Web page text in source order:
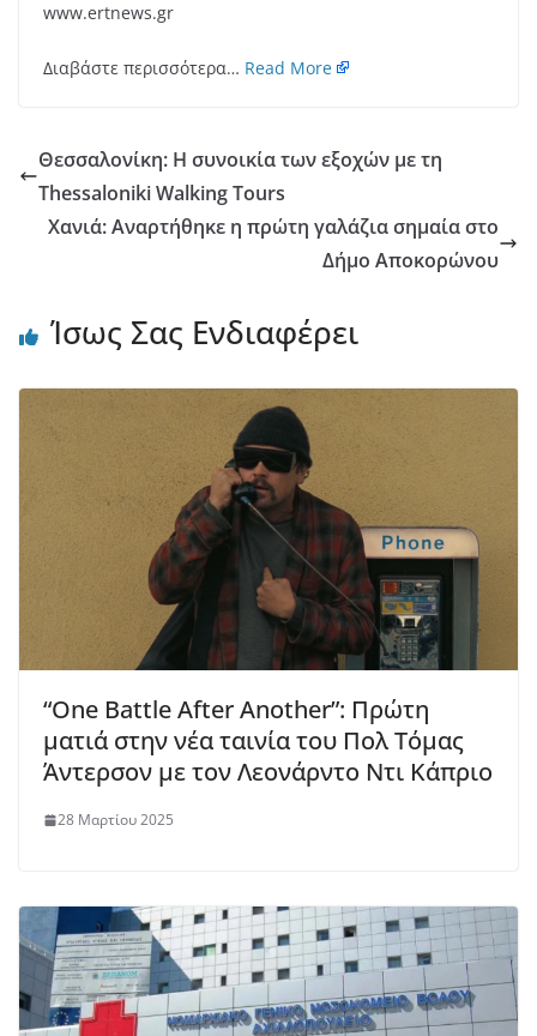
www.ertnews.gr
Διαβάστε περισσότερα… Read More
Θεσσαλονίκη: Η συνοικία των εξοχών με τη
Thessaloniki Walking Tours
Χανιά: Αναρτήθηκε η πρώτη γαλάζια σημαία στο
Δήμο Αποκορώνου
Ίσως Σας Ενδιαφέρει
“One Battle After Another”: Πρώτη
ματιά στην νέα ταινία του Πολ Τόμας
Άντερσον με τον Λεονάρντο Ντι Κάπριο
28 Μαρτίου 2025